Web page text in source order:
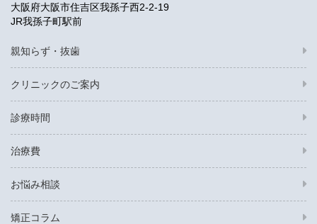
大阪府大阪市住吉区我孫子西2-2-19
JR我孫子町駅前
親知らず・抜歯
クリニックのご案内
診療時間
治療費
お悩み相談
矯正コラム